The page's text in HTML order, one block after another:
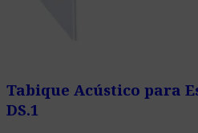
Tabique Acústico para
DS.1